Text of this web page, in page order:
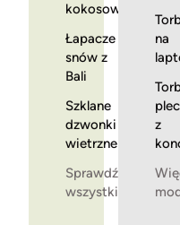
kokosowe
Łapacze
snów z
Bali
Szklane
dzwonki
wietrzne
Sprawdź
wszystkie
na
z